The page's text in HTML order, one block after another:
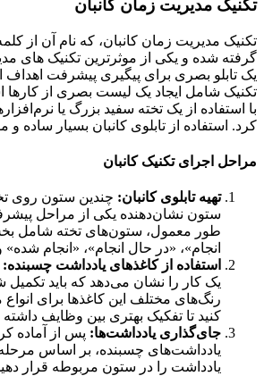
مدیریت زمان کانبان
مدیریت زمان کانبان، که نام آن از کلمه
شده و یکی از موثرترین تکنیک های
بصری برای پیگیری پیشرفت اهداف
شامل ایجاد یک لیست بصری از کارها است
از یک تخته سفید بزرگ یا
استفاده از تابلوی کانبان بسیار ساده و موثر
اجرای تکنیک کانبان
تهیه تابلوی کانبان:چندین ستون روی تخته
ستون نشان‌دهنده یکی از مراحل پیشرفت
طور معمول، ستون‌های تخته شامل
انجام»، «در حال انجام»، «انجام شده» و
استفاده از کاغذهای یادداشت چسبنده:هر
یک کار را نشان می‌دهد که باید تکمیل شود.
رنگ‌های مختلف این کاغذها برای انواع
کنید تا تفکیک بهتری بین وظایف داشته
جای‌گذاری یادداشت‌ها:پس از آماده کردن
یادداشت‌های چسبنده، بر اساس مرحله هر
یادداشت را در ستون مربوطه قرار دهید.